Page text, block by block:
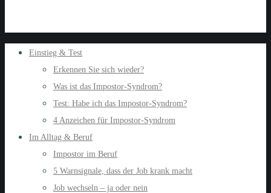
Einstieg & Test
Erkennen Sie sich wieder?
Was ist das Impostor-Syndrom?
Test: Habe ich das Impostor-Syndrom?
4 Anzeichen für Impostor-Syndrom
Im Alltag & Beruf
Impostor im Beruf
5 Warnsignale, dass der Job krank macht
Job wechseln – ja oder nein